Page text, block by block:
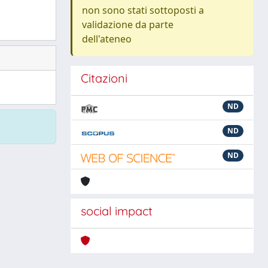
non sono stati sottoposti a
validazione da parte
dell'ateneo
Citazioni
ND
ND
ND
social impact